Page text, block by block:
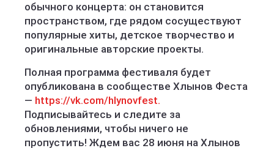
обычного концерта: он становится
пространством, где рядом сосуществуют
популярные хиты, детское творчество и
оригинальные авторские проекты.
Полная программа фестиваля будет
опубликована в сообществе Хлынов Феста
— https://vk.com/hlynovfest.
Подписывайтесь и следите за
обновлениями, чтобы ничего не
пропустить! Ждем вас 28 июня на Хлынов